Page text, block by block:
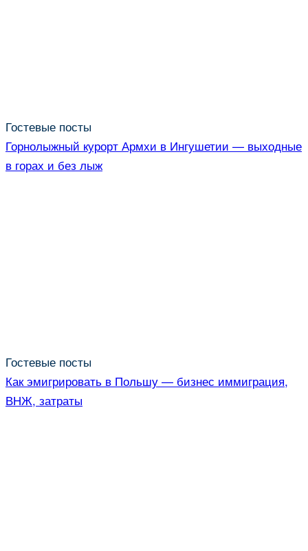
Гостевые посты
Горнолыжный курорт Армхи в Ингушетии — выходные
в горах и без лыж
Гостевые посты
Как эмигрировать в Польшу — бизнес иммиграция,
ВНЖ, затраты